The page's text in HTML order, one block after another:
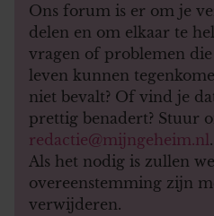
Ons forum is er om je
delen en om elkaar te
vragen of problemen
leven kunnen
niet bevalt? Of vind je
prettig benadert? Stuur
redactie@mijngeheim.nl .
Als het nodig is zullen
overeenstemming zijn
verwijderen.